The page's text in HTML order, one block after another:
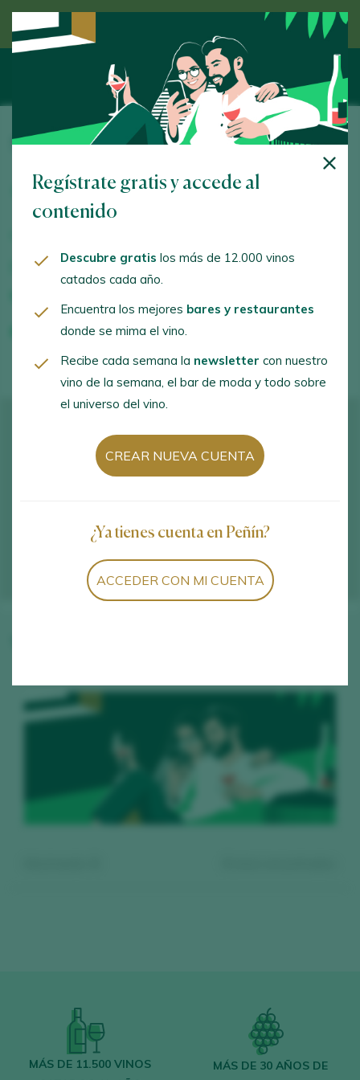
Descubre el vino de la mano de un experto
Son Vives
Font de la Vila, 2. Banyalbufar. 07191 - Illes
Balears/Islas Baleares
toni@darder.com
+34971718065
Regístrate gratis y accede al
contenido
MÁS DE 11.500 VINOS
MÁS DE 30 AÑOS DE
Regístrate gratis y accede al
contenido
Descubre gratis los más de 12.000 vinos
catados cada año.
Encuentra los mejores bares y restaurantes
donde se mima el vino.
Recibe cada semana la newsletter con nuestro
vino de la semana, el bar de moda y todo sobre
el universo del vino.
CREAR NUEVA CUENTA
¿Ya tienes cuenta en Peñín?
ACCEDER CON MI CUENTA